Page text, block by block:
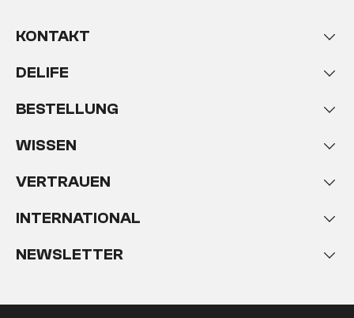
KONTAKT
DELIFE
BESTELLUNG
WISSEN
VERTRAUEN
INTERNATIONAL
NEWSLETTER